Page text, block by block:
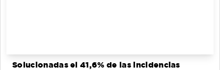
Solucionadas el 41,6% de las incidencias